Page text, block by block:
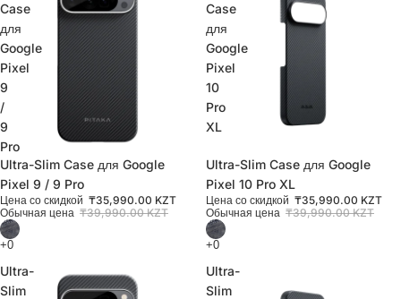
Case
для
Google
Pixel
9
/
9
Pro
Распродано
Ultra-Slim Case для Google
Pixel 9 / 9 Pro
Цена со скидкой ₸35,990.00 KZT
Обычная цена ₸39,990.00 KZT
Case
для
Google
Pixel
10
Pro
XL
Распродано
Ultra-Slim Case для Google
Pixel 10 Pro XL
Цена со скидкой ₸35,990.00 KZT
Обычная цена ₸39,990.00 KZT
Ultra-
Slim
Ultra-
Slim